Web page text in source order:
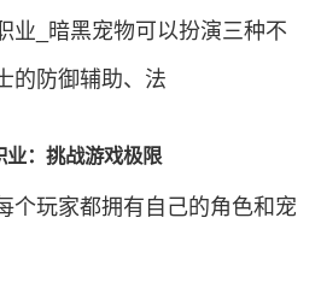
业_暗黑宠物可以扮演三种不
的防御辅助、法
：挑战游戏极限
个玩家都拥有自己的角色和宠